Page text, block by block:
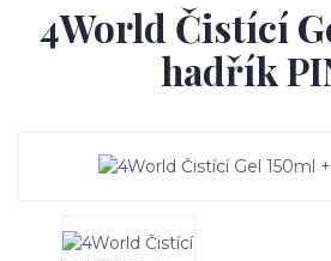
4World Čistící
hadřík